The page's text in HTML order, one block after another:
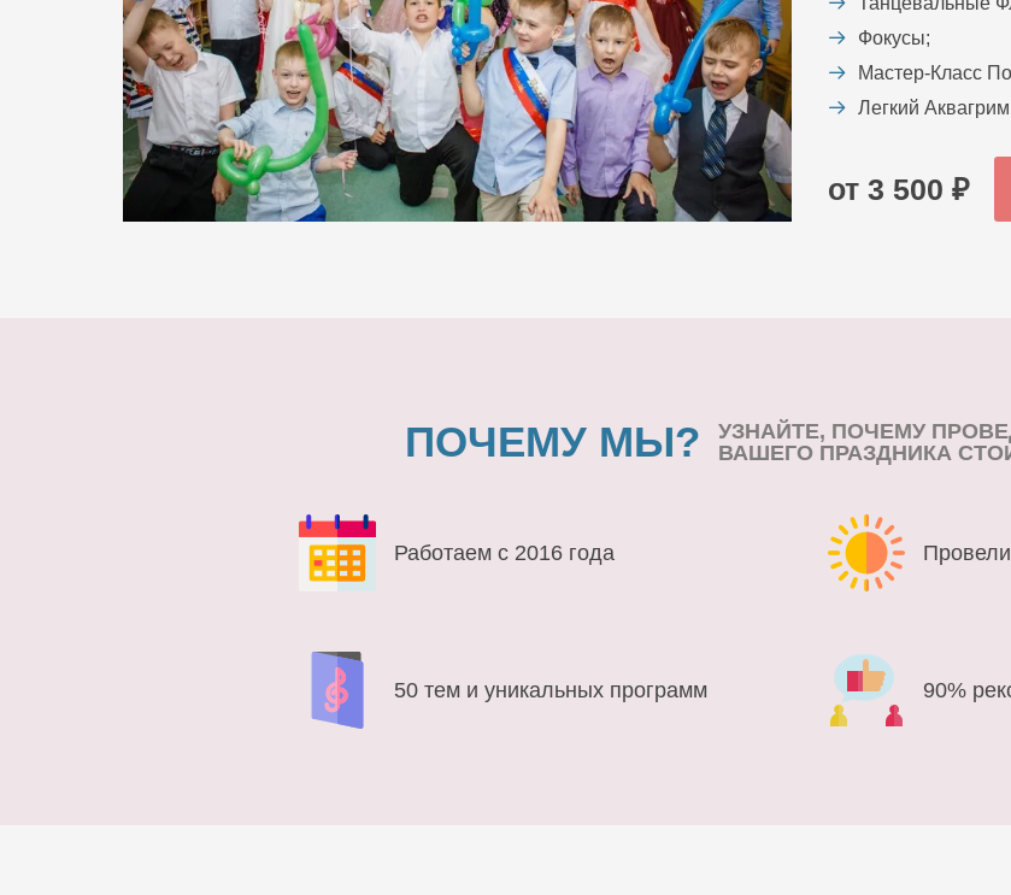
Фокусы;
Мастер-Класс
Легкий
от 3 500 ₽
ПОЧЕМУ МЫ?
УЗНАЙТЕ, ПОЧЕМУ
ВАШЕГО ПРАЗДНИКА
Работаем с 2016 года
50 тем и уникальных программ 90%